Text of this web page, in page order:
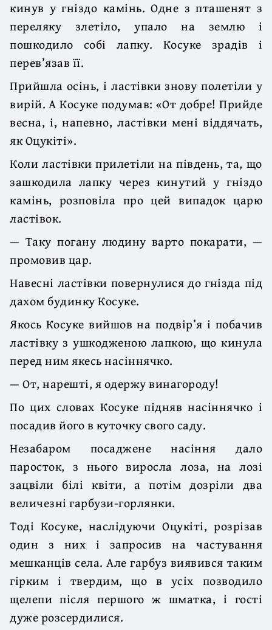
кинув у гніздо камінь. Одне з пташенят з
переляку злетіло, упало на землю і
пошкодило собі лапку. Косуке зрадів і
перев’язав її.
Прийшла осінь, і ластівки знову полетіли у
вирій. А Косуке подумав: «От добре! Прийде
весна, і, напевно, ластівки мені віддячать,
як Оцукіті».
Коли ластівки прилетіли на південь, та, що
зашкодила лапку через кинутий у гніздо
камінь, розповіла про цей випадок царю
ластівок.
— Таку погану людину варто покарати, —
промовив цар.
Навесні ластівки повернулися до гнізда під
дахом будинку Косуке.
Якось Косуке вийшов на подвір’я і побачив
ластівку з ушкодженою лапкою, що кинула
перед ним якесь насіннячко.
— От, нарешті, я одержу винагороду!
По цих словах Косуке підняв насіннячко і
посадив його в куточку свого саду.
Незабаром посаджене насіння дало
паросток, з нього виросла лоза, на лозі
зацвіли білі квіти, а потім дозріли два
величезні гарбузи-горлянки.
Тоді Косуке, наслідуючи Оцукіті, розрізав
один з них і запросив на частування
мешканців села. Але гарбуз виявився таким
гірким і твердим, що в усіх позводило
щелепи після першого ж шматка, і гості
дуже розсердилися.